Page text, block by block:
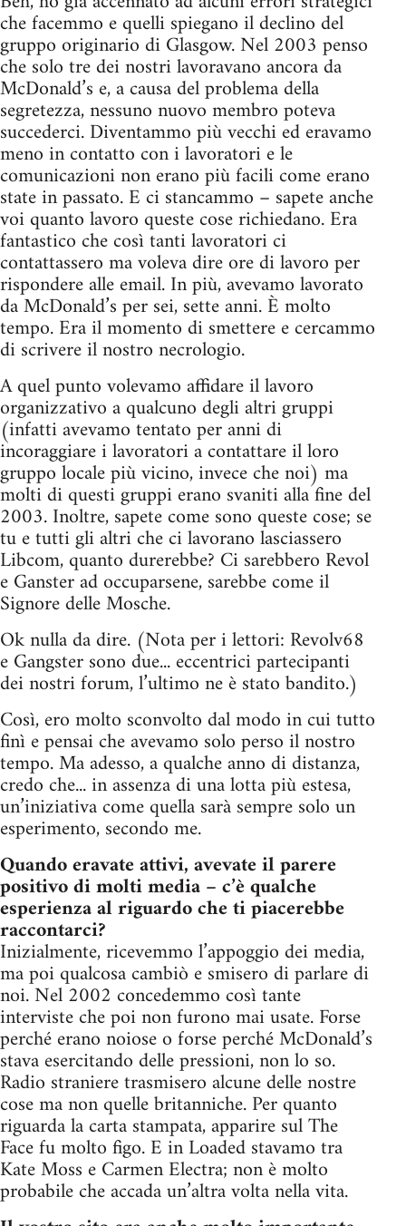
che facemmo e quelli spiegano il declino del
gruppo originario di Glasgow. Nel 2003 penso
che solo tre dei nostri lavoravano ancora da
McDonald’s e, a causa del problema della
segretezza, nessuno nuovo membro poteva
succederci. Diventammo più vecchi ed eravamo
meno in contatto con i lavoratori e le
comunicazioni non erano più facili come erano
state in passato. E ci stancammo – sapete anche
voi quanto lavoro queste cose richiedano. Era
fantastico che così tanti lavoratori ci
contattassero ma voleva dire ore di lavoro per
rispondere alle email. In più, avevamo lavorato
da McDonald’s per sei, sette anni. È molto
tempo. Era il momento di smettere e cercammo
di scrivere il nostro necrologio.
A quel punto volevamo affidare il lavoro
organizzativo a qualcuno degli altri gruppi
(infatti avevamo tentato per anni di
incoraggiare i lavoratori a contattare il loro
gruppo locale più vicino, invece che noi) ma
molti di questi gruppi erano svaniti alla fine del
2003. Inoltre, sapete come sono queste cose; se
tu e tutti gli altri che ci lavorano lasciassero
Libcom, quanto durerebbe? Ci sarebbero Revol
e Ganster ad occuparsene, sarebbe come il
Signore delle Mosche.
Ok nulla da dire. (Nota per i lettori: Revolv68
e Gangster sono due... eccentrici partecipanti
dei nostri forum, l’ultimo ne è stato bandito.)
Così, ero molto sconvolto dal modo in cui tutto
finì e pensai che avevamo solo perso il nostro
tempo. Ma adesso, a qualche anno di distanza,
credo che... in assenza di una lotta più estesa,
un’iniziativa come quella sarà sempre solo un
esperimento, secondo me.
Quando eravate attivi, avevate il parere
positivo di molti media – c’è qualche
esperienza al riguardo che ti piacerebbe
raccontarci?
Inizialmente, ricevemmo l’appoggio dei media,
ma poi qualcosa cambiò e smisero di parlare di
noi. Nel 2002 concedemmo così tante
interviste che poi non furono mai usate. Forse
perché erano noiose o forse perché McDonald’s
stava esercitando delle pressioni, non lo so.
Radio straniere trasmisero alcune delle nostre
cose ma non quelle britanniche. Per quanto
riguarda la carta stampata, apparire sul The
Face fu molto figo. E in Loaded stavamo tra
Kate Moss e Carmen Electra; non è molto
probabile che accada un’altra volta nella vita.